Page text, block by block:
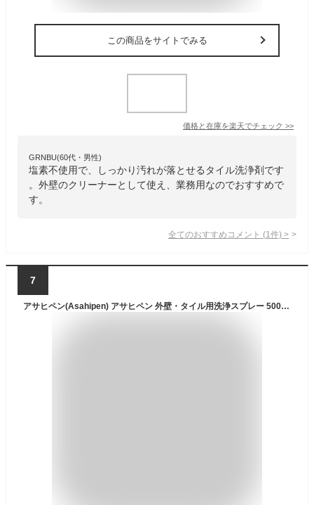
この商品をサイトでみる
価格と在庫を楽天でチェック >>
GRNBU(60代・男性)
塩素不使用で、しっかり汚れが落とせるタイル洗浄剤です
。外壁のクリーナーとして使え、業務用なのでおすすめで
す。
全てのおすすめコメント (1 件) >
7
アサヒペン(Asahipen) アサヒペン 外壁・タイル用洗浄スプレー 500g S031